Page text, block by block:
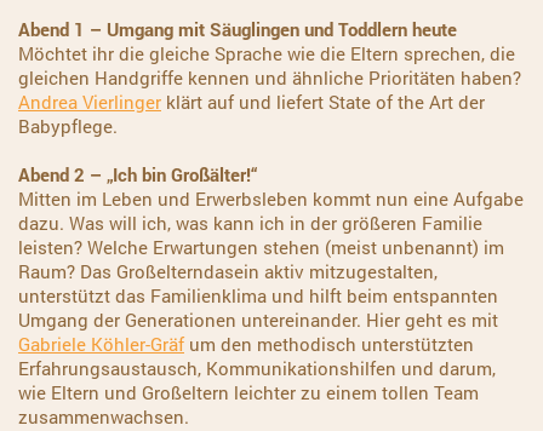
Abend 1 – Umgang mit Säuglingen und Toddlern heute
Möchtet ihr die gleiche Sprache wie die Eltern sprechen, die
gleichen Handgriffe kennen und ähnliche Prioritäten haben?
Andrea Vierlinger klärt auf und liefert State of the Art der
Babypflege.
Abend 2 – „Ich bin Großälter!“
Mitten im Leben und Erwerbsleben kommt nun eine Aufgabe
dazu. Was will ich, was kann ich in der größeren Familie
leisten? Welche Erwartungen stehen (meist unbenannt) im
Raum? Das Großelterndasein aktiv mitzugestalten,
unterstützt das Familienklima und hilft beim entspannten
Umgang der Generationen untereinander. Hier geht es mit
Gabriele Köhler-Gräfum den methodisch unterstützten
Erfahrungsaustausch, Kommunikationshilfen und darum,
wie Eltern und Großeltern leichter zu einem tollen Team
zusammenwachsen.